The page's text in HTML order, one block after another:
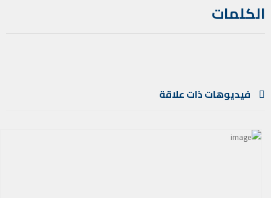
الكلمات
فيديوهات ذات علاقة